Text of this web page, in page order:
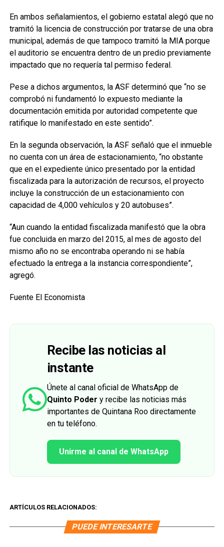
En ambos señalamientos, el gobierno estatal alegó que no
tramitó la licencia de construcción por tratarse de una obra
municipal, además de que tampoco tramitó la MIA porque
el auditorio se encuentra dentro de un predio previamente
impactado que no requería tal permiso federal.
Pese a dichos argumentos, la ASF determinó que “no se
comprobó ni fundamentó lo expuesto mediante la
documentación emitida por autoridad competente que
ratifique lo manifestado en este sentido”.
En la segunda observación, la ASF señaló que el inmueble
no cuenta con un área de estacionamiento, “no obstante
que en el expediente único presentado por la entidad
fiscalizada para la autorización de recursos, el proyecto
incluye la construcción de un estacionamiento con
capacidad de 4,000 vehículos y 20 autobuses”.
“Aun cuando la entidad fiscalizada manifestó que la obra
fue concluida en marzo del 2015, al mes de agosto del
mismo año no se encontraba operando ni se había
efectuado la entrega a la instancia correspondiente”,
agregó.
Fuente El Economista
Recibe las noticias al
instante
Únete al canal oficial de WhatsApp de
Quinto Poder y recibe las noticias más
importantes de Quintana Roo directamente
en tu teléfono.
Unirme al canal de WhatsApp
ARTÍCULOS RELACIONADOS:
PUEDE INTERESARTE